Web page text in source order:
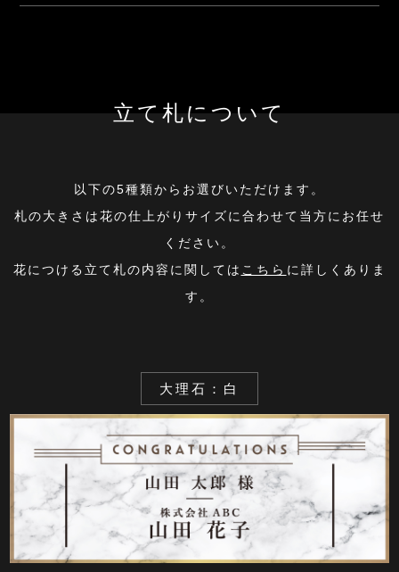
立て札について
以下の5種類からお選びいただけます。
札の大きさは花の仕上がりサイズに合わせて当方にお任せ
ください。
花につける立て札の内容に関しては こちら に詳しくありま
す。
大理石：白